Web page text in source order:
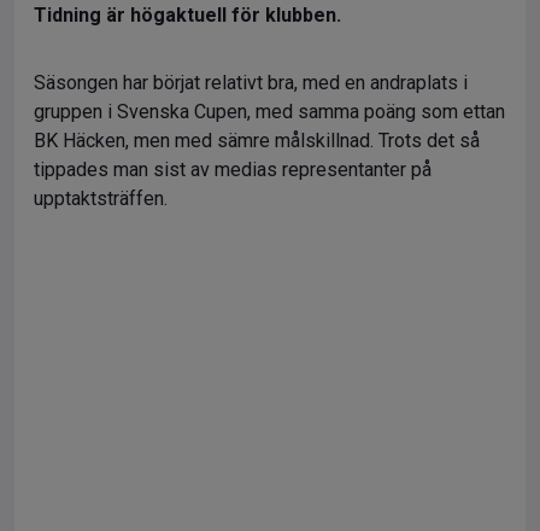
Tidning är högaktuell för klubben.
Säsongen har börjat relativt bra, med en andraplats i
gruppen i Svenska Cupen, med samma poäng som ettan
BK Häcken, men med sämre målskillnad. Trots det så
tippades man sist av medias representanter på
upptaktsträffen.